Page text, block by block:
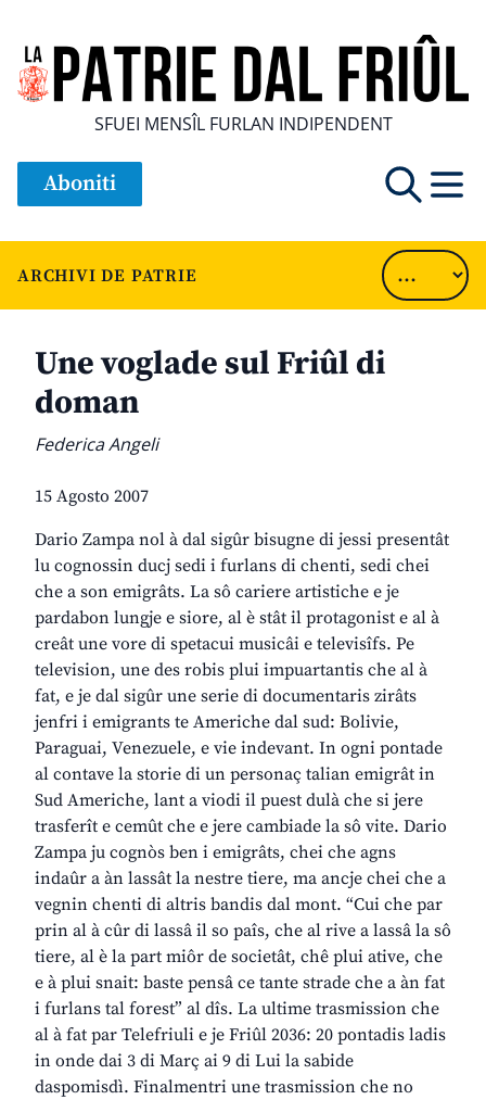
SFUEI MENSÎL FURLAN INDIPENDENT
Aboniti
ARCHIVI DE PATRIE
Une voglade sul Friûl di
doman
Federica Angeli
15 Agosto 2007
Dario Zampa nol à dal sigûr bisugne di jessi presentât
lu cognossin ducj sedi i furlans di chenti, sedi chei
che a son emigrâts. La sô cariere artistiche e je
pardabon lungje e siore, al è stât il protagonist e al à
creât une vore di spetacui musicâi e televisîfs. Pe
television, une des robis plui impuartantis che al à
fat, e je dal sigûr une serie di documentaris zirâts
jenfri i emigrants te Americhe dal sud: Bolivie,
Paraguai, Venezuele, e vie indevant. In ogni pontade
al contave la storie di un personaç talian emigrât in
Sud Americhe, lant a viodi il puest dulà che si jere
trasferît e cemût che e jere cambiade la sô vite. Dario
Zampa ju cognòs ben i emigrâts, chei che agns
indaûr a àn lassât la nestre tiere, ma ancje chei che a
vegnin chenti di altris bandis dal mont. “Cui che par
prin al à cûr di lassâ il so paîs, che al rive a lassâ la sô
tiere, al è la part miôr de societât, chê plui ative, che
e à plui snait: baste pensâ ce tante strade che a àn fat
i furlans tal forest” al dîs. La ultime trasmission che
al à fat par Telefriuli e je Friûl 2036: 20 pontadis ladis
in onde dai 3 di Març ai 9 di Lui la sabide
daspomisdì. Finalmentri une trasmission che no